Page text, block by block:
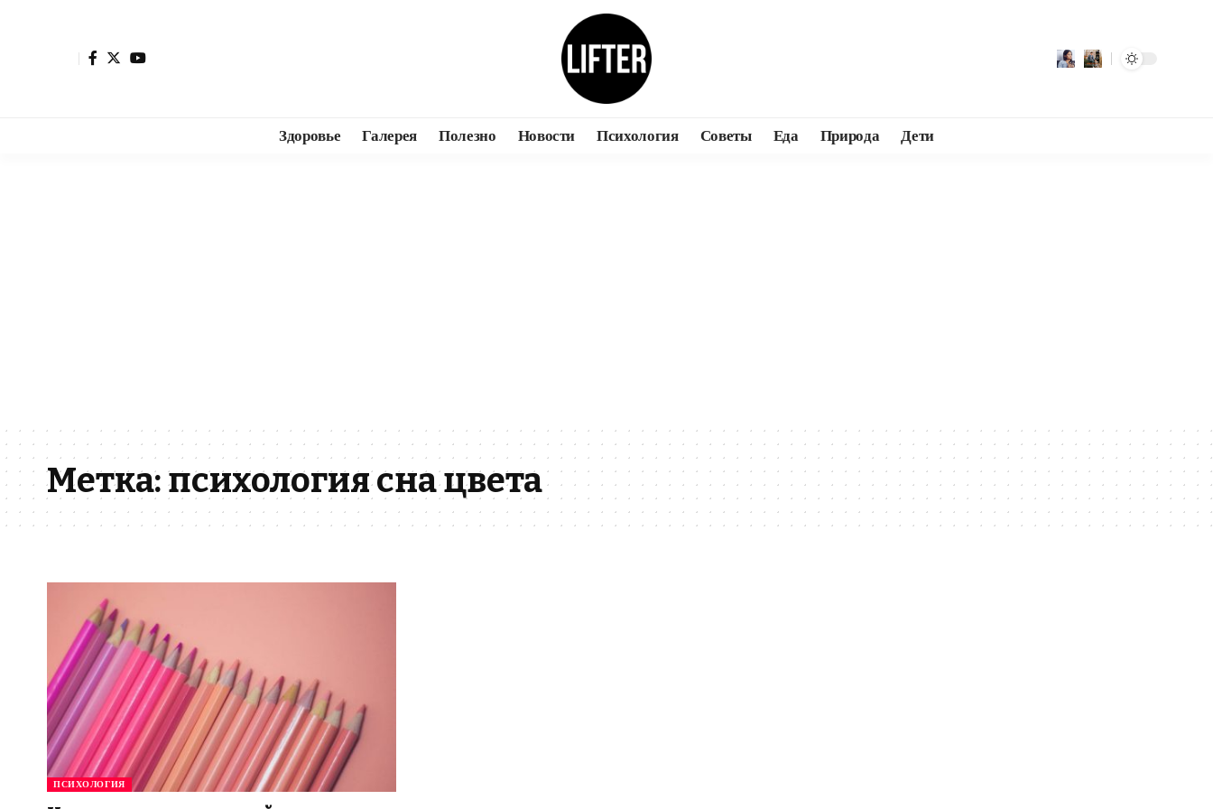
Здоровье Галерея Полезно Новости Психология Советы Еда Природа Дети
Метка:психология сна цвета
ПСИХОЛОГИЯ